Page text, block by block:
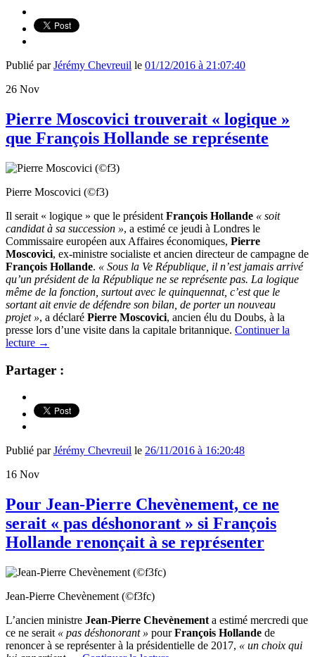
Publié parJérémy Chevreuil le 01/12/2016 à 21:07:40
26 Nov
Pierre Moscovici trouverait « logique »
que François Hollande se représente
Pierre Moscovici (©f3)
Il serait « logique » que le président François Hollande « soit
candidat à sa succession », a estimé ce jeudi à Londres le
Commissaire européen aux Affaires économiques, Pierre
Moscovici, ex-ministre socialiste et ancien directeur de campagne de
François Hollande. « Sous la Ve République, il n’est jamais arrivé
qu’un président de la République ne se représente pas. La logique
même de la fonction, surtout avec le quinquennat, c’est que le
sortant ait envie de défendre son bilan, de porter un nouveau
projet », a déclaré Pierre Moscovici, ancien élu du Doubs, à la
presse lors d’une visite dans la capitale britannique. Continuer la
lecture →
Partager :
Publié parJérémy Chevreuil le 26/11/2016 à 16:20:48
16 Nov
Pour Jean-Pierre Chevènement, ce ne
serait « pas déshonorant » si François
Hollande renonçait à se représenter
Jean-Pierre Chevènement (©f3fc)
L’ancien ministre Jean-Pierre Chevènement a estimé mercredi que
ce ne serait « pas déshonorant » pourFrançois Hollande de
renoncer à se représenter à la présidentielle de 2017, « un choix qui